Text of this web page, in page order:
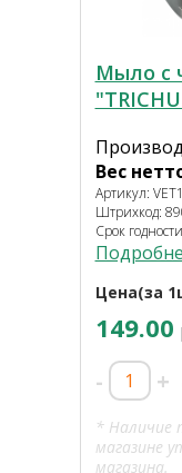
Мыло с
Вес
Артикул:
Штрихкод:
Срок
Цена(за
149.00
- +
* Наличие
магазине
магазина.